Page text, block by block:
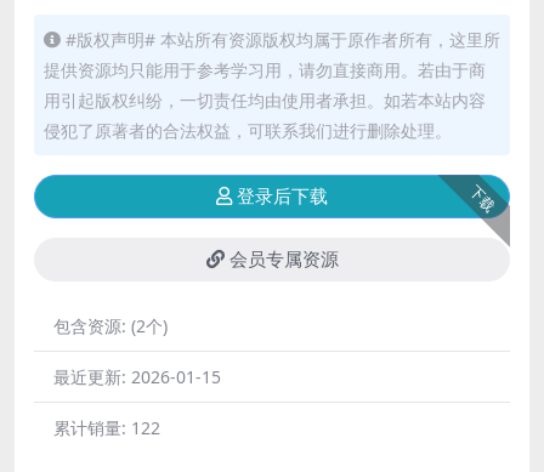
#版权声明# 本站所有资源版权均属于原作者所有，这里所
提供资源均只能用于参考学习用，请勿直接商用。若由于商
用引起版权纠纷，一切责任均由使用者承担。如若本站内容
侵犯了原著者的合法权益，可联系我们进行删除处理。
下载
登录后下载
会员专属资源
包含资源: (2个)
最近更新: 2026-01-15
累计销量: 122